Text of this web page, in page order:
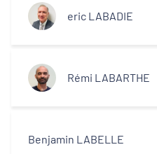
eric LABADIE
Rémi LABARTHE
Benjamin LABELLE